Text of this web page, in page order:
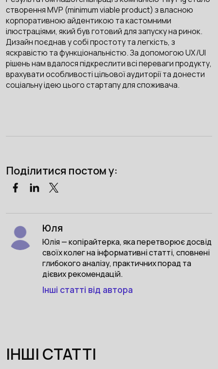
створення MVP (minimum viable product) з власною
корпоративною айдентикою та кастомними
ілюстраціями, який був готовий для запуску на ринок.
Дизайн поєднав у собі простоту та легкість, з
яскравістю та функціональністю. За допомогою UX/UI
рішень нам вдалося підкреслити всі переваги продукту,
врахувати особливості цільової аудиторії та донести
соціальну ідею цього стартапу для споживача.
Поділитися постом у:
Юля
Юлія — копірайтерка, яка перетворює досвід
своїх колег на інформативні статті, сповнені
глибокого аналізу, практичних порад та
дієвих рекомендацій.
Інші статті від автора
ІНШІ СТАТТІ